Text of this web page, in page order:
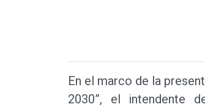
En el marco de la
2030”, el intendente